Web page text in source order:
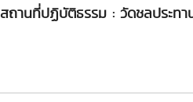
สถานที่ปฏิบัติธรรม : วัดชลประท